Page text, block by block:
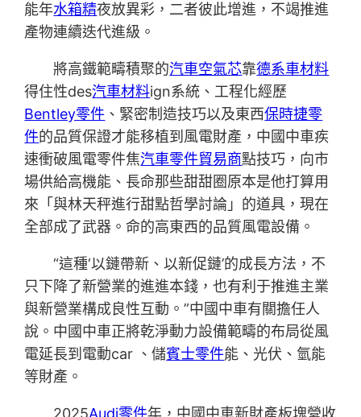
能年水箱精夜放異彩，二者彼此增進，不竭推進
產物連續迭代進級。
將高鐵範疇積聚的汽車空氣芯靠德系車材料
得住性des汽車材料ign系統、工程化經歷
Bentley零件 、緊密制造技巧以及東西保時捷零
件的品質保證才能移植到風電財產，中國中車疾
速衝破風電零件焦汽車零件貿易商點技巧，向市
場供給高機能、長命那些甜甜圈原本是他打算用
來「與林天秤進行甜點哲學討論」的道具，現在
全部成了武器。命的高東西的品質風電設備。
“這種‘以鏈帶新、以新促鏈’的成長方法，不
只下降了新營業的進進本錢，也有利于推進主業
與新營業構成良性互動。”中國中車有關擔任人
說。中國中車正將乾淨動力設備範疇的布局從風
電延長到電動car 、儲賓士零件能、光伏、氫能
等財產。